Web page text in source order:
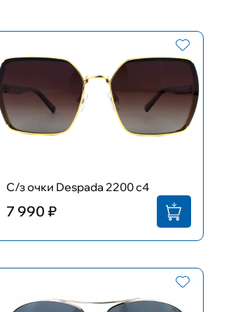
С/з очки Despada 2200 c4
7 990 ₽